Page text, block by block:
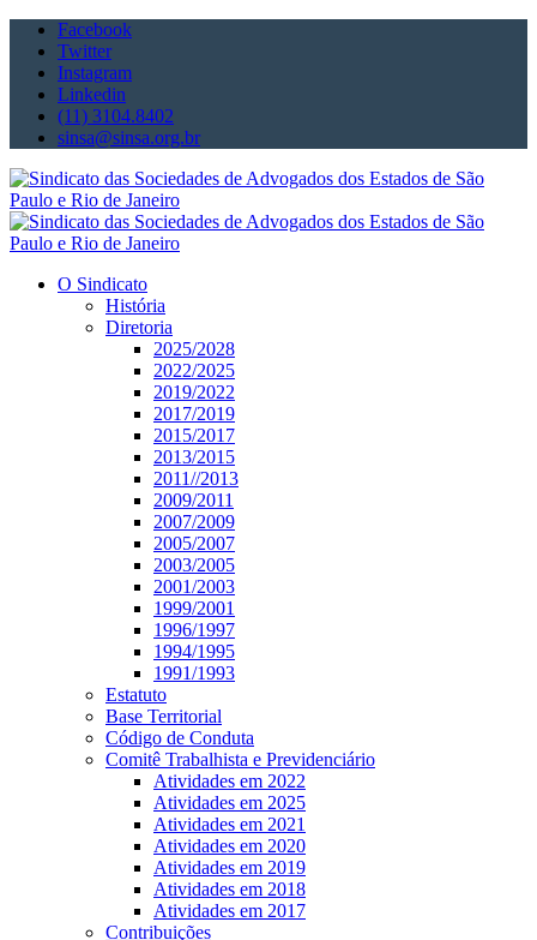
Facebook
Twitter
Instagram
Linkedin
(11) 3104.8402
sinsa@sinsa.org.br
O Sindicato
História
Diretoria
2025/2028
2022/2025
2019/2022
2017/2019
2015/2017
2013/2015
2011//2013
2009/2011
2007/2009
2005/2007
2003/2005
2001/2003
1999/2001
1996/1997
1994/1995
1991/1993
Estatuto
Base Territorial
Código de Conduta
Comitê Trabalhista e Previdenciário
Atividades em 2022
Atividades em 2025
Atividades em 2021
Atividades em 2020
Atividades em 2019
Atividades em 2018
Atividades em 2017
Contribuições